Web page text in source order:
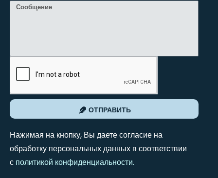
ОТПРАВИТЬ
Нажимая на кнопку, Вы даете согласие на
обработку персональных данных в соответствии
с политикой конфиденциальности.